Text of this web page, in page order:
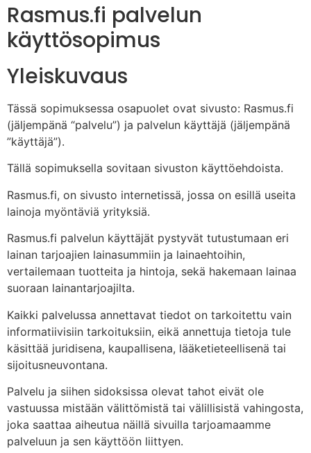
Rasmus.fi palvelun
käyttösopimus
Yleiskuvaus
Tässä sopimuksessa osapuolet ovat sivusto: Rasmus.fi
(jäljempänä “palvelu”) ja palvelun käyttäjä (jäljempänä
”käyttäjä”).
Tällä sopimuksella sovitaan sivuston käyttöehdoista.
Rasmus.fi, on sivusto internetissä, jossa on esillä useita
lainoja myöntäviä yrityksiä.
Rasmus.fi palvelun käyttäjät pystyvät tutustumaan eri
lainan tarjoajien lainasummiin ja lainaehtoihin,
vertailemaan tuotteita ja hintoja, sekä hakemaan lainaa
suoraan lainantarjoajilta.
Kaikki palvelussa annettavat tiedot on tarkoitettu vain
informatiivisiin tarkoituksiin, eikä annettuja tietoja tule
käsittää juridisena, kaupallisena, lääketieteellisenä tai
sijoitusneuvontana.
Palvelu ja siihen sidoksissa olevat tahot eivät ole
vastuussa mistään välittömistä tai välillisistä vahingosta,
joka saattaa aiheutua näillä sivuilla tarjoamaamme
palveluun ja sen käyttöön liittyen.